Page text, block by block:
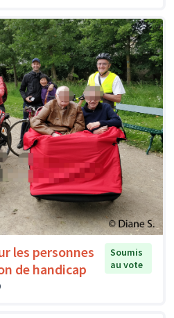
les personnes
de handicap
Soumis
au vote